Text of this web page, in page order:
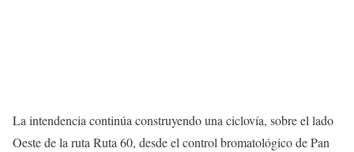
La intendencia continúa construyendo una ciclovía, sobre el lado
Oeste de la ruta Ruta 60, desde el control bromatológico de Pan